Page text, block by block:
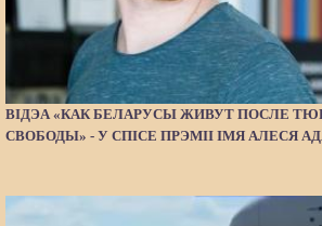
ВІДЭА «КАК БЕЛАРУСЫ ЖИВУТ ПОСЛЕ
СВОБОДЫ» - У СПІСЕ ПРЭМІІ ІМЯ АЛЕСЯ